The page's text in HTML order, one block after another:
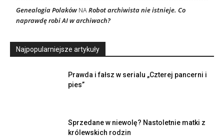
Genealogia PolakówNARobot archiwista nie istnieje. Co
naprawdę robi AI w archiwach?
Najpopularniejsze artykuły
Prawda i fałsz w serialu „Czterej pancerni i
pies”
Sprzedane w niewolę? Nastoletnie matki z
królewskich rodzin